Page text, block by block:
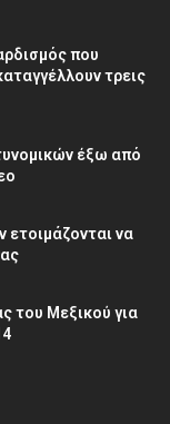
που
τρεις
έξω από
ετοιμάζονται να
του Μεξικού για